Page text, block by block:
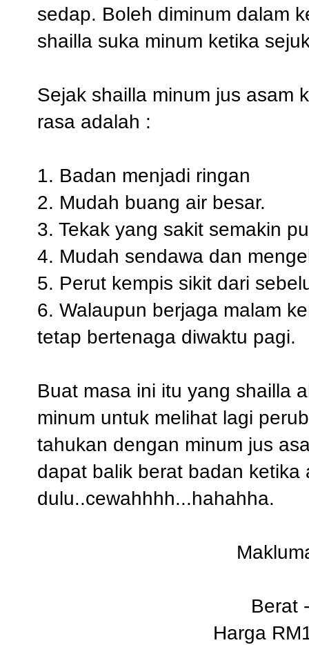
sedap. Boleh diminum dalam
shailla suka minum ketika
Sejak shailla minum jus asam
rasa adalah :
1. Badan menjadi ringan
2. Mudah buang air besar.
3. Tekak yang sakit semakin
4. Mudah sendawa dan
5. Perut kempis sikit dari
6. Walaupun berjaga malam
tetap bertenaga diwaktu pagi.
Buat masa ini itu yang shailla
minum untuk melihat lagi
tahukan dengan minum jus
dapat balik berat badan ketika
dulu..cewahhhh...hahahha.
Berat
Harga